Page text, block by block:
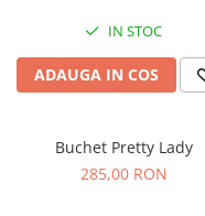
IN STOC
ADAUGA IN COS
Buchet Pretty Lady
285,00 RON